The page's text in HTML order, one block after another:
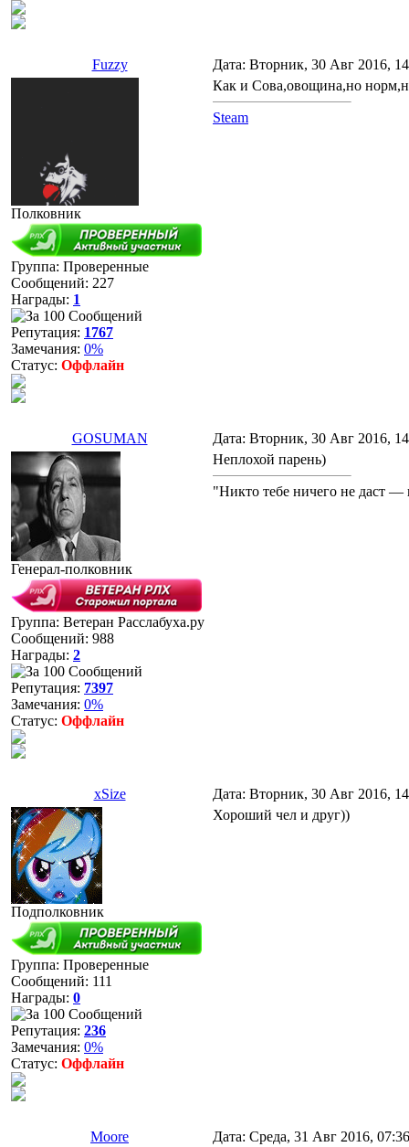
Fuzzy Дата: Вторник, 30 Авг 2016,
Полковник
Группа: Проверенные
Сообщений: 227
Награды: 1
Репутация: 1767
Замечания: 0%
Статус: Оффлайн
Как и Сова,овощина,но
Steam
GOSUMAN Дата: Вторник, 30 Авг 2016,
Генерал-полковник
Группа: Ветеран Расслабуха.ру
Сообщений: 988
Награды: 2
Репутация: 7397
Замечания: 0%
Статус: Оффлайн
Неплохой парень)
"Никто тебе ничего не даст —
xSize Дата: Вторник, 30 Авг 2016,
Подполковник
Группа: Проверенные
Сообщений: 111
Награды: 0
Репутация: 236
Замечания: 0%
Статус: Оффлайн
Хороший чел и друг))
Moore Дата: Среда, 31 Авг 2016,